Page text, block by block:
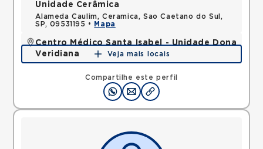
Compartilhe este perfil
Unidade Cerâmica
Alameda Caulim, Ceramica, Sao Caetano do Sul,
SP, 09531195 •
Mapa
Centro Médico Santa Isabel - Unidade Dona
Veridiana
Rua Dona Veridiana, Vila Buarque, Sao Paulo, SP,
Mapa
Veja mais locais